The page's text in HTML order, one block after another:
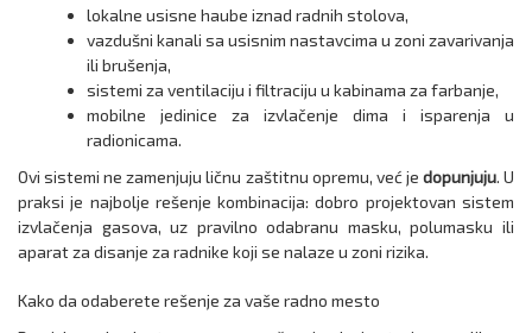
lokalne usisne haube iznad radnih stolova,
vazdušni kanali sa usisnim nastavcima u zoni zavarivanja
ili brušenja,
sistemi za ventilaciju i filtraciju u kabinama za farbanje,
mobilne jedinice za izvlačenje dima i isparenja u
radionicama.
Ovi sistemi ne zamenjuju ličnu zaštitnu opremu, već je dopunjuju. U
praksi je najbolje rešenje kombinacija: dobro projektovan sistem
izvlačenja gasova, uz pravilno odabranu masku, polumasku ili
aparat za disanje za radnike koji se nalaze u zoni rizika.
Kako da odaberete rešenje za vaše radno mesto